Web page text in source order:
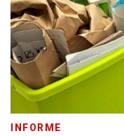
INFORME